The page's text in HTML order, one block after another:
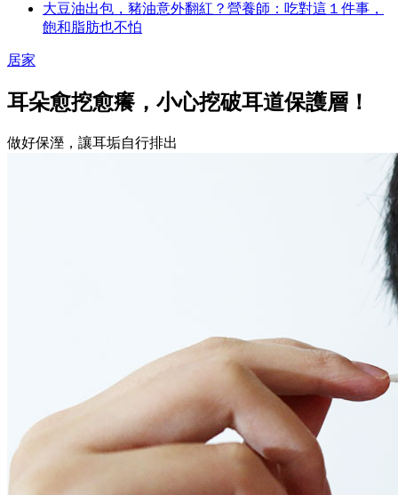
大豆油出包，豬油意外翻紅？營養師：吃對這１件事，
飽和脂肪也不怕
居家
耳朵愈挖愈癢，小心挖破耳道保護層！
做好保溼，讓耳垢自行排出